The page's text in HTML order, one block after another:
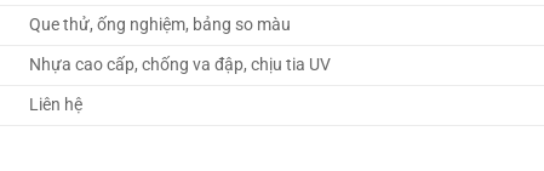
Que thử, ống nghiệm, bảng so màu
Nhựa cao cấp, chống va đập, chịu tia UV
Liên hệ